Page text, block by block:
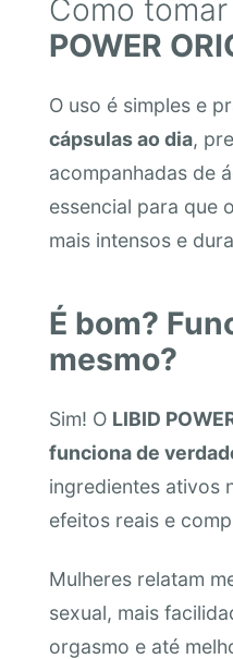
Como
POWER
O uso é simples e
cápsulas ao dia,
acompanhadas de
essencial para que
mais intensos e
É bom?
mesmo?
Sim! O LIBID
funciona de
ingredientes ativos
efeitos reais e
Mulheres relatam
sexual, mais
orgasmo e até